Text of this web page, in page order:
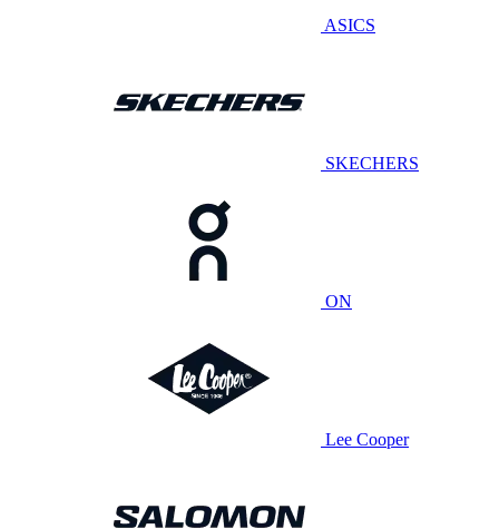
ASICS
SKECHERS
ON
Lee Cooper